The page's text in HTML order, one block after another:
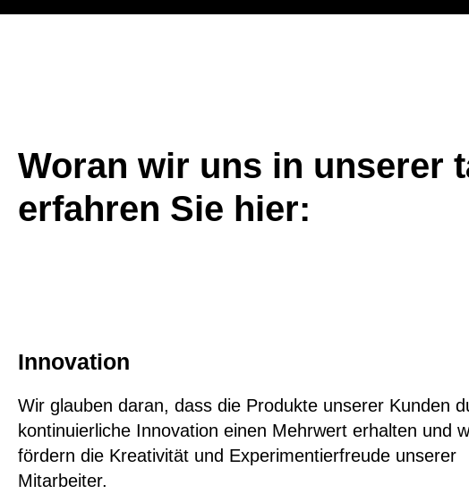
Woran wir uns in unserer
erfahren Sie hier:
Innovation
Wir glauben daran, dass die Produkte unserer Kunden
kontinuierliche Innovation einen Mehrwert erhalten und
fördern die Kreativität und Experimentierfreude unserer
Mitarbeiter.